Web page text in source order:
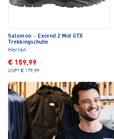
Salomon · Extend 2 Mid GTX
Trekkingschuhe
Herren
€ 159,99
UVP* € 179,99